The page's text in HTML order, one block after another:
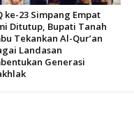
ke-23 Simpang Empat
Ditutup, Bupati Tanah
Tekankan Al-Qur’an
Landasan
Generasi